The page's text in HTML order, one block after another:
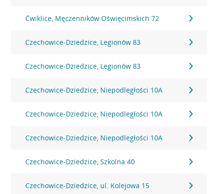
Ćwiklice, Męczenników Oświęcimskich 72
Czechowice-Dziedzice, Legionów 83
Czechowice-Dziedzice, Legionów 83
Czechowice-Dziedzice, Niepodległości 10A
Czechowice-Dziedzice, Niepodległości 10A
Czechowice-Dziedzice, Niepodległości 10A
Czechowice-Dziedzice, Szkolna 40
Czechowice-Dziedzice, ul. Kolejowa 15